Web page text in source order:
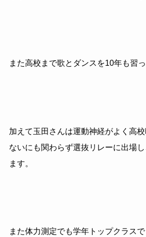
また高校まで歌とダンスを10年も習っ
加えて玉田さんは運動神経がよく高
ないにも関わらず選抜リレーに出場
ます。
また体力測定でも学年トップクラスで